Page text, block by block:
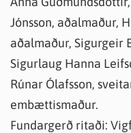
Jónsson, aðalmaður,
aðalmaður, Sigurgeir
Sigurlaug Hanna
Rúnar Ólafsson,
embættismaður.
Fundargerð ritaði: